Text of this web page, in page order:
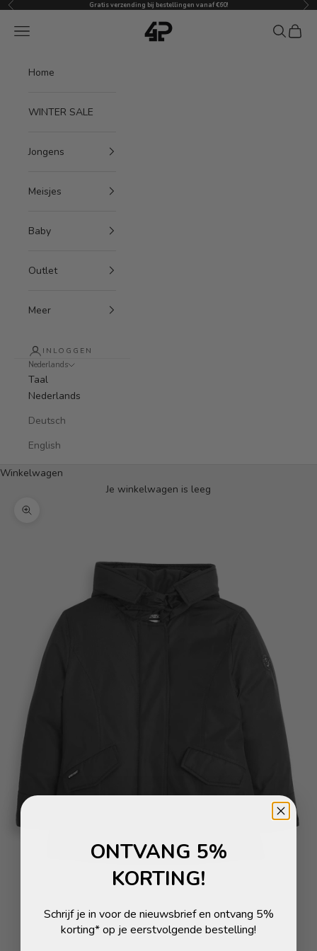
Naar inhoud
Vorige Gratis verzending bij bestellingen vanaf €60!
4President
Menu Zoeken
Home
WINTER SALE
Jongens
Meisjes
Baby
Outlet
Meer
INLOGGEN
Nederlands
Taal
Nederlands
Deutsch
English
Winkelwagen
Je winkelwagen is leeg
In-/uitzoomen
ONTVANG 5%
KORTING!
Schrijf je in voor de nieuwsbrief en ontvang 5%
korting* op je eerstvolgende bestelling!